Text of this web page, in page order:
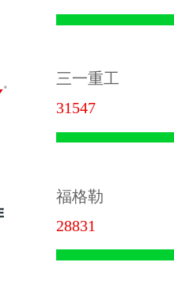
三一重工
31547
福格勒
28831